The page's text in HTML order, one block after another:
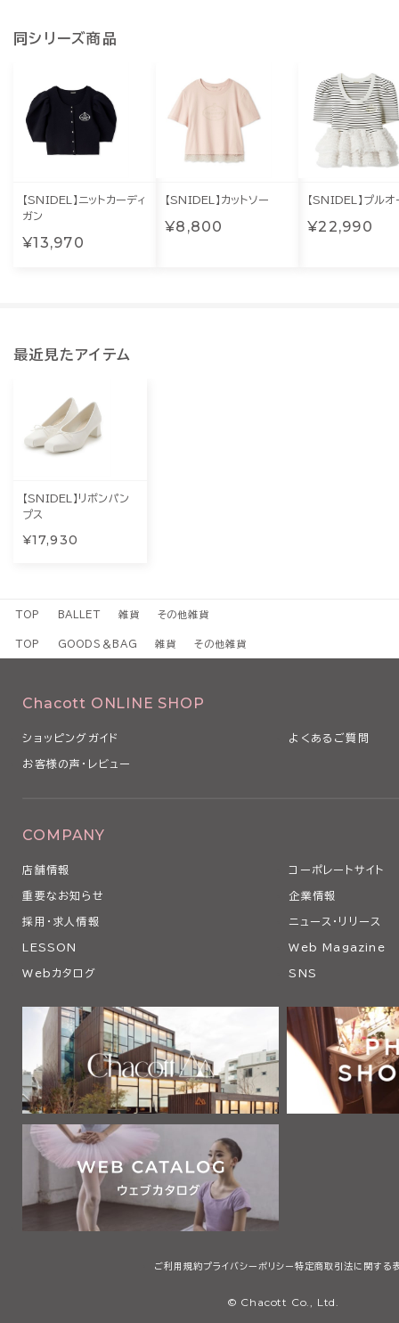
同シリーズ商品
【SNIDEL】ニットカーディ
ガン
¥13,970
【SNIDEL】カットソー
¥8,800
【SNIDEL】プル
¥22,990
最近見たアイテム
【SNIDEL】リボンパン
プス
¥17,930
TOP BALLET 雑貨 その他雑貨
TOP GOODS＆BAG 雑貨 その他雑貨
Chacott ONLINE SHOP
ショッピングガイド よくあるご質問
お客様の声・レビュー
COMPANY
店舗情報 コーポレートサイト
重要なお知らせ 企業情報
採用・求人情報 ニュース・リリース
LESSON Web Magazine
Webカタログ SNS
ご利用規約プライバシーポリシー 特定商取引法に関する
© Chacott Co., Ltd.